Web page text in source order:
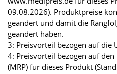
09.08.2026). Produktpreise
geändert und damit die
geändert haben.
3: Preisvorteil bezogen auf die
4: Preisvorteil bezogen auf
(MRP) für dieses Produkt